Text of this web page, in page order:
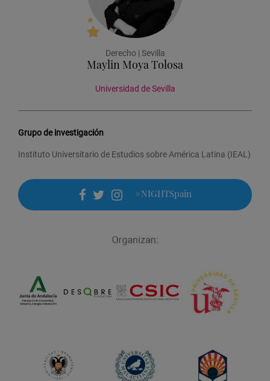
Derecho | Sevilla
Maylin Moya Tolosa
Universidad de Sevilla
Grupo de investigación
Instituto Universitario de Estudios sobre América Latina (IEAL)
facebook
twitter
instagram
#NIGHTSpain